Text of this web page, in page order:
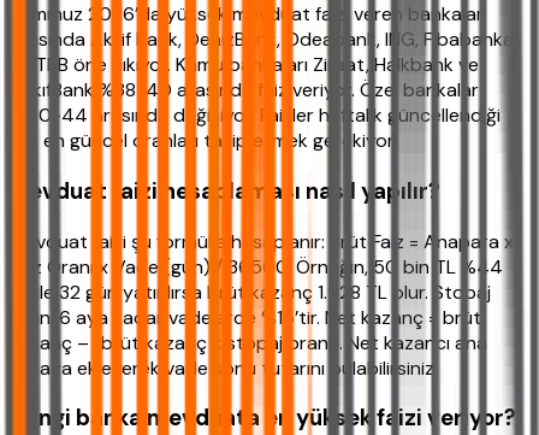
Temmuz 2026’da yüksek mevduat faizi veren bankalar
arasında Aktif Bank, DenizBank, Odeabank, ING, Fibabanka
ve TEB öne çıkıyor. Kamu bankaları Ziraat, Halkbank ve
VakıfBank %38-40 arasında faiz veriyor. Özel bankalar
%40-44 arasında değişiyor. Faizler haftalık güncellendiği
için en güncel oranları takip etmek gerekiyor.
Mevduat faizi hesaplaması nasıl yapılır?
Mevduat faizi şu formülle hesaplanır: Brüt Faiz = Anapara x
Faiz Oranı x Vade (gün) / 36500. Örneğin, 50 bin TL %44
faizle 32 gün yatırılırsa brüt kazanç 1.928 TL olur. Stopaj
oranı 6 aya kadar vadelerde %15’tir. Net kazanç = brüt
kazanç – (brüt kazanç x stopaj oranı). Net kazancı ana
paraya ekleyerek vade sonu tutarını bulabilirsiniz.
Hangi banka mevduata en yüksek faizi veriyor?